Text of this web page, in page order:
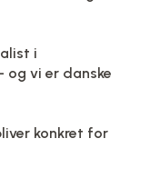
i
og vi er danske
konkret for